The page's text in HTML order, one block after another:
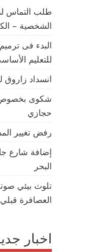
طلب التماس
الشخصية –
البدء فى
للتعليم
انسداد
شكوى بخصوص
حجازي
رفض تغيير
إضافة شارع
البحر
تلوث بيئي
العصافرة قبلي
اخبار